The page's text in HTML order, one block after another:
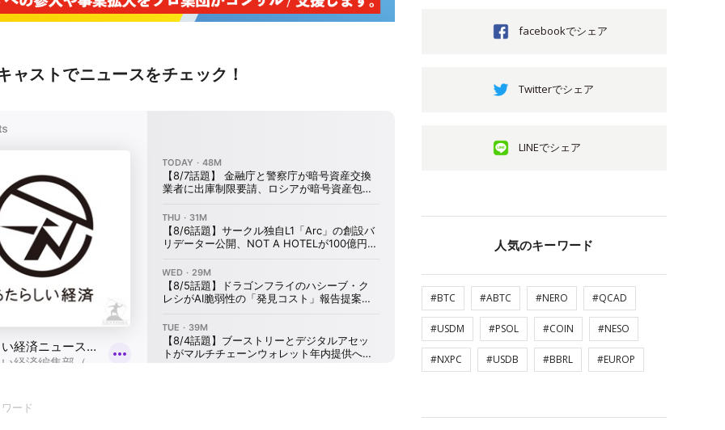
ャストでニュースをチェック！
ード
facebookでシェア
Twitterでシェア
LINEでシェア
人気のキーワード
#BTC #ABTC #NERO #QCAD
#USDM #PSOL #COIN #NESO
#NXPC #USDB #BBRL #EUROP